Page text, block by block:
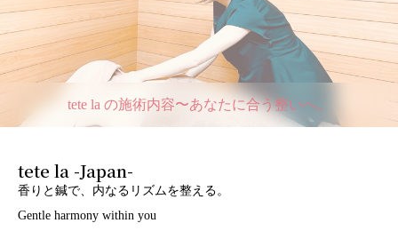
tete la の施術内容〜あなたに合う整いへ。
tete la -Japan-
香りと鍼で、内なるリズムを整える。
Gentle harmony within you